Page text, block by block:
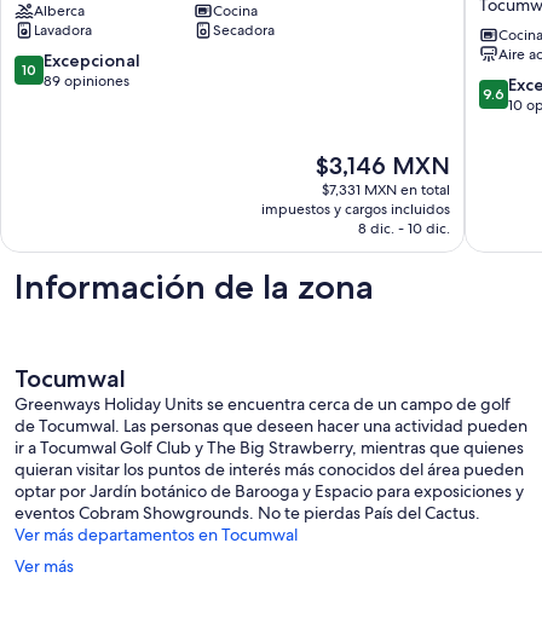
Green
Tocumwal
Tocumwal
Alberca
Cocina
Lavadora
Secadora
10.0
de
10 Excepcional
89 opiniones
El
precio
actual
de
$3,146 MXN
$7,331 MXN en total
impuestos y cargos incluidos
8 dic. - 10 dic.
family
farm
stay
Farm
Cocina
Aire
9.6
de
9.6
10
Información de la zona
Tocumwal
Greenways Holiday Units se encuentra cerca de un campo de golf
de Tocumwal. Las personas que deseen hacer una actividad pueden
ir a Tocumwal Golf Club y The Big Strawberry, mientras que quienes
quieran visitar los puntos de interés más conocidos del área pueden
optar por Jardín botánico de Barooga y Espacio para exposiciones y
eventos Cobram Showgrounds. No te pierdas País del Cactus.
Ver más departamentos en Tocumwal
Ver más